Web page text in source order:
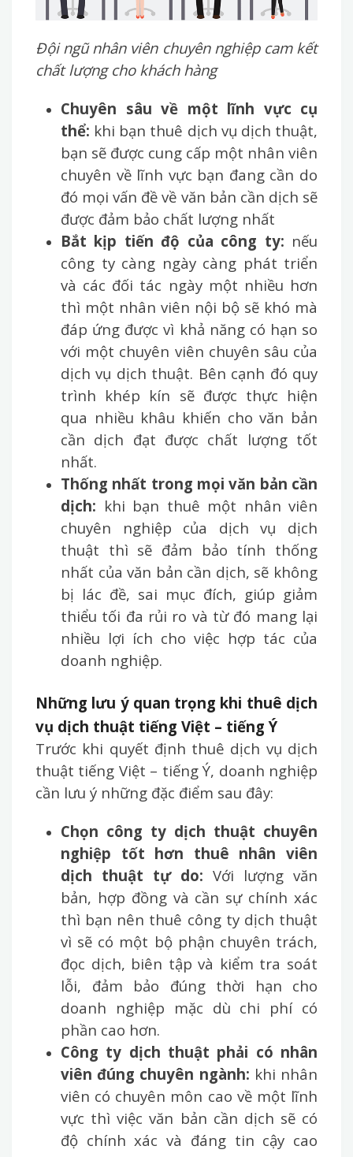
Đội ngũ nhân viên chuyên nghiệp cam kết
chất lượng cho khách hàng
Chuyên sâu về một lĩnh vực cụ
thể: khi bạn thuê dịch vụ dịch thuật,
bạn sẽ được cung cấp một nhân viên
chuyên về lĩnh vực bạn đang cần do
đó mọi vấn đề về văn bản cần dịch sẽ
được đảm bảo chất lượng nhất
Bắt kịp tiến độ của công ty: nếu
công ty càng ngày càng phát triển
và các đối tác ngày một nhiều hơn
thì một nhân viên nội bộ sẽ khó mà
đáp ứng được vì khả năng có hạn so
với một chuyên viên chuyên sâu của
dịch vụ dịch thuật. Bên cạnh đó quy
trình khép kín sẽ được thực hiện
qua nhiều khâu khiến cho văn bản
cần dịch đạt được chất lượng tốt
nhất.
Thống nhất trong mọi văn bản cần
dịch: khi bạn thuê một nhân viên
chuyên nghiệp của dịch vụ dịch
thuật thì sẽ đảm bảo tính thống
nhất của văn bản cần dịch, sẽ không
bị lác đề, sai mục đích, giúp giảm
thiểu tối đa rủi ro và từ đó mang lại
nhiều lợi ích cho việc hợp tác của
doanh nghiệp.
Những lưu ý quan trọng khi thuê dịch
vụ dịch thuật tiếng Việt – tiếng Ý
Trước khi quyết định thuê dịch vụ dịch
thuật tiếng Việt – tiếng Ý, doanh nghiệp
cần lưu ý những đặc điểm sau đây:
Chọn công ty dịch thuật chuyên
nghiệp tốt hơn thuê nhân viên
dịch thuật tự do: Với lượng văn
bản, hợp đồng và cần sự chính xác
thì bạn nên thuê công ty dịch thuật
vì sẽ có một bộ phận chuyên trách,
đọc dịch, biên tập và kiểm tra soát
lỗi, đảm bảo đúng thời hạn cho
doanh nghiệp mặc dù chi phí có
phần cao hơn.
Công ty dịch thuật phải có nhân
viên đúng chuyên ngành: khi nhân
viên có chuyên môn cao về một lĩnh
vực thì việc văn bản cần dịch sẽ có
độ chính xác và đáng tin cậy cao